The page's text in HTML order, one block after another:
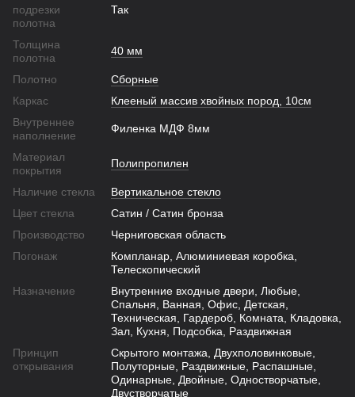
подрезки
полотна
Так
Толщина
полотна
40 мм
Полотно
Сборные
Каркас
Клееный массив хвойных пород, 10см
Внутреннее
наполнение
Филенка МДФ 8мм
Материал
покрытия
Полипропилен
Наличие стекла
Вертикальное стекло
Цвет стекла
Сатин / Сатин бронза
Производство
Черниговская область
Погонаж
Компланар, Алюминиевая коробка,
Телескопический
Назначение
Внутренние входные двери, Любые,
Спальня, Ванная, Офис, Детская,
Техническая, Гардероб, Комната, Кладовка,
Зал, Кухня, Подсобка, Раздвижная
Принцип
открывания
Скрытого монтажа, Двухполовинковые,
Полуторные, Раздвижные, Распашные,
Одинарные, Двойные, Одностворчатые,
Двустворчатые